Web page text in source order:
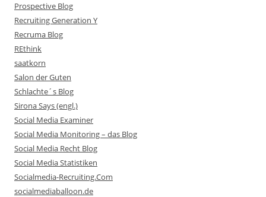
Prospective Blog
Recruiting Generation Y
Recruma Blog
REthink
saatkorn
Salon der Guten
Schlachte´s Blog
Sirona Says (engl.)
Social Media Examiner
Social Media Monitoring – das Blog
Social Media Recht Blog
Social Media Statistiken
Socialmedia-Recruiting.Com
socialmediaballoon.de